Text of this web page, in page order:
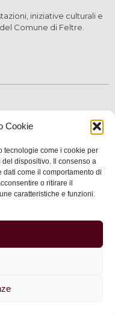
Cookie
tecnologie come i cookie per
dispositivo. Il consenso a
come il comportamento di
o ritirare il
caratteristiche e funzioni.
iniziative culturali e
Comune di Feltre.
Città di Feltre